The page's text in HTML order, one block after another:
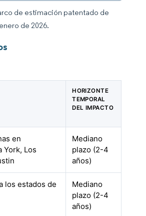
de estimación patentado de
de 2026.
HORIZONTE
TEMPORAL
DEL IMPACTO
en
York, Los
Mediano
plazo (2-4
años)
los estados de
Mediano
plazo (2-4
años)